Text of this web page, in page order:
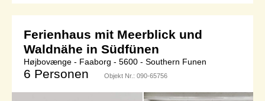
Ferienhaus mit Meerblick und
Waldnähe in Südfünen
Højbovænge - Faaborg - 5600 - Southern Funen
6 Personen Objekt Nr.: 090-65756